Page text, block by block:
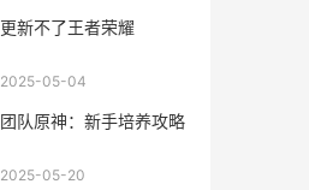
更新不了王者荣耀
2025-05-04
团队原神：新手培养攻略
2025-05-20